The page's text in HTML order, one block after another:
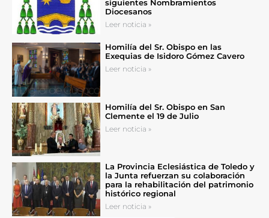
siguientes Nombramientos
Diocesanos
Leer noticia »
Homilía del Sr. Obispo en las
Exequias de Isidoro Gómez Cavero
Leer noticia »
Homilía del Sr. Obispo en San
Clemente el 19 de Julio
Leer noticia »
La Provincia Eclesiástica de Toledo y
la Junta refuerzan su colaboración
para la rehabilitación del patrimonio
histórico regional
Leer noticia »